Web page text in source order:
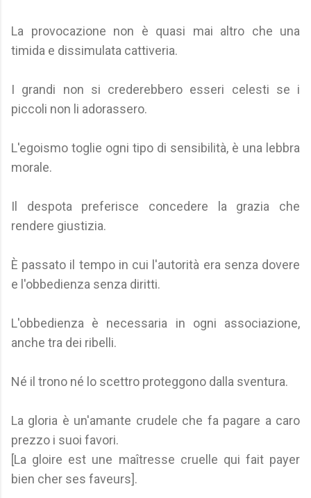
La provocazione non è quasi mai altro che una
timida e dissimulata cattiveria.
I grandi non si crederebbero esseri celesti se i
piccoli non li adorassero.
L'egoismo toglie ogni tipo di sensibilità, è una lebbra
morale.
Il despota preferisce concedere la grazia che
rendere giustizia.
È passato il tempo in cui l'autorità era senza dovere
e l'obbedienza senza diritti.
L'obbedienza è necessaria in ogni associazione,
anche tra dei ribelli.
Né il trono né lo scettro proteggono dalla sventura.
La gloria è un'amante crudele che fa pagare a caro
prezzo i suoi favori.
[La gloire est une maîtresse cruelle qui fait payer
bien cher ses faveurs].